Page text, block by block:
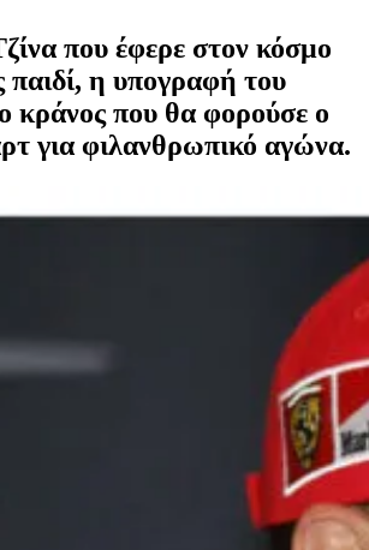
που έφερε στον κόσμο
η υπογραφή του
κράνος που θα φορούσε ο
για φιλανθρωπικό αγώνα.